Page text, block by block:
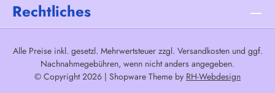
Rechtliches
Alle Preise inkl. gesetzl. Mehrwertsteuer zzgl. Versandkostenund ggf.
Nachnahmegebühren, wenn nicht anders angegeben.
© Copyright 2026 | Shopware Theme by RH-Webdesign